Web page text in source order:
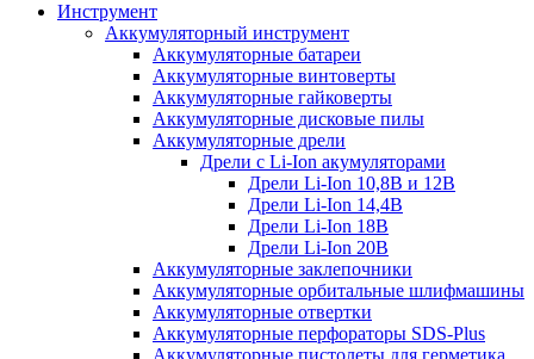
Инструмент
Аккумуляторный инструмент
Аккумуляторные батареи
Аккумуляторные винтоверты
Аккумуляторные гайковерты
Аккумуляторные дисковые пилы
Аккумуляторные дрели
Дрели с Li-Ion акумуляторами
Дрели Li-Ion 10,8В и 12В
Дрели Li-Ion 14,4В
Дрели Li-Ion 18В
Дрели Li-Ion 20В
Аккумуляторные заклепочники
Аккумуляторные орбитальные шлифмашины
Аккумуляторные отвертки
Аккумуляторные перфораторы SDS-Plus